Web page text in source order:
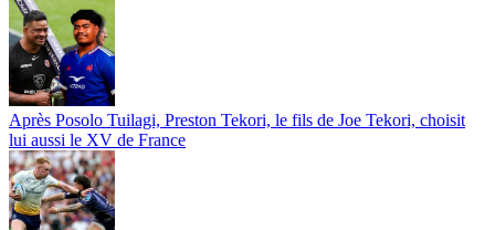
Après Posolo Tuilagi, Preston Tekori, le fils de Joe Tekori, choisit
lui aussi le XV de France